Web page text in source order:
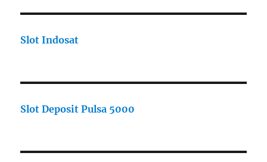
Slot Indosat
Slot Deposit Pulsa 5000